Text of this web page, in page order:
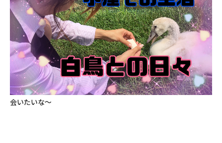
会いたいな～